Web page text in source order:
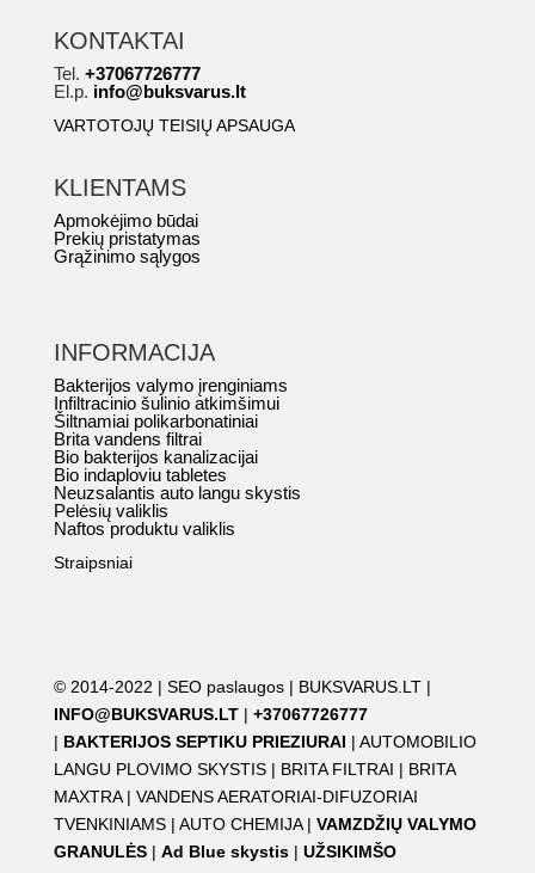
KONTAKTAI
Tel. +37067726777
El.p. info@buksvarus.lt
VARTOTOJŲ TEISIŲ APSAUGA
KLIENTAMS
Apmokėjimo būdai
Prekių pristatymas
Grąžinimo sąlygos
INFORMACIJA
Bakterijos valymo įrenginiams
Infiltracinio šulinio atkimšimui
Šiltnamiai polikarbonatiniai
Brita vandens filtrai
Bio bakterijos kanalizacijai
Bio indaploviu tabletes
Neuzsalantis auto langu skystis
Pelėsių valiklis
Naftos produktu valiklis
Straipsniai
© 2014-2022 | SEO paslaugos| BUKSVARUS.LT|
INFO@BUKSVARUS.LT| +37067726777
| BAKTERIJOS SEPTIKU PRIEZIURAI | AUTOMOBILIO
LANGU PLOVIMO SKYSTIS| BRITA FILTRAI | BRITA
MAXTRA| VANDENS AERATORIAI-DIFUZORIAI
TVENKINIAMS| AUTO CHEMIJA | VAMZDŽIŲ VALYMO
GRANULĖS| Ad Blue skystis| UŽSIKIMŠO